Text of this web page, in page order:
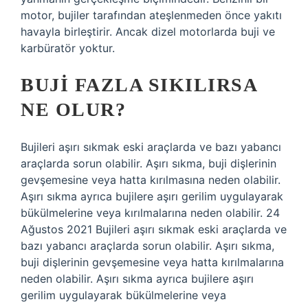
motor, bujiler tarafından ateşlenmeden önce yakıtı
havayla birleştirir. Ancak dizel motorlarda buji ve
karbüratör yoktur.
BUJI FAZLA SIKILIRSA
NE OLUR?
Bujileri aşırı sıkmak eski araçlarda ve bazı yabancı
araçlarda sorun olabilir. Aşırı sıkma, buji dişlerinin
gevşemesine veya hatta kırılmasına neden olabilir.
Aşırı sıkma ayrıca bujilere aşırı gerilim uygulayarak
bükülmelerine veya kırılmalarına neden olabilir. 24
Ağustos 2021 Bujileri aşırı sıkmak eski araçlarda ve
bazı yabancı araçlarda sorun olabilir. Aşırı sıkma,
buji dişlerinin gevşemesine veya hatta kırılmalarına
neden olabilir. Aşırı sıkma ayrıca bujilere aşırı
gerilim uygulayarak bükülmelerine veya